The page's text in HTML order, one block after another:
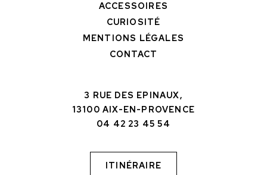
ACCESSOIRES
CURIOSITÉ
MENTIONS LÉGALES
CONTACT
3 RUE DES EPINAUX,
13100 AIX-EN-PROVENCE
04 42 23 45 54
ITINÉRAIRE